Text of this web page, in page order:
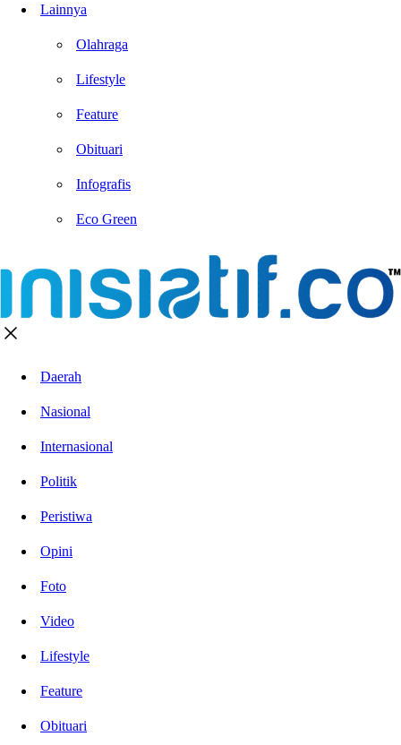
Lainnya
Olahraga
Lifestyle
Feature
Obituari
Infografis
Eco Green
Daerah
Nasional
Internasional
Politik
Peristiwa
Opini
Foto
Video
Lifestyle
Feature
Obituari